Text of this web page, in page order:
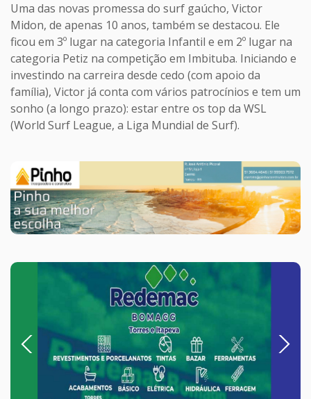
Uma das novas promessa do surf gaúcho, Victor
Midon, de apenas 10 anos, também se destacou. Ele
ficou em 3º lugar na categoria Infantil e em 2º lugar na
categoria Petiz na competição em Imbituba. Iniciando e
investindo na carreira desde cedo (com apoio da
família), Victor já conta com vários patrocínios e tem um
sonho (a longo prazo): estar entre os top da WSL
(World Surf League, a Liga Mundial de Surf).
Previous Next